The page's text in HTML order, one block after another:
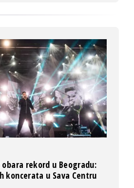
rekord u Beogradu:
koncerata u Sava Centru